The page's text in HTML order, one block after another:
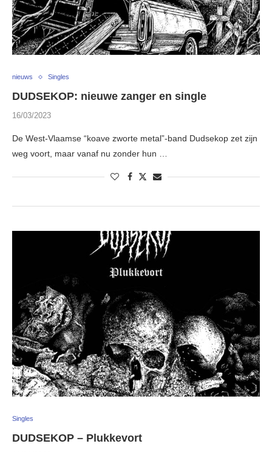
nieuws Singles
DUDSEKOP: nieuwe zanger en single
16/03/2023
De West-Vlaamse “koave zworte metal”-band Dudsekop zet zijn
weg voort, maar vanaf nu zonder hun …
Singles
DUDSEKOP – Plukkevort